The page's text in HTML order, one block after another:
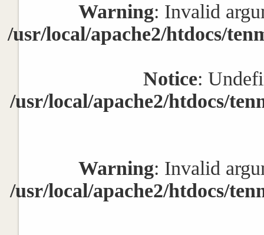
Warning: Invalid
/usr/local/apache2/htdocs/
Notice:
/usr/local/apache2/htdocs/
Warning: Invalid
/usr/local/apache2/htdocs/